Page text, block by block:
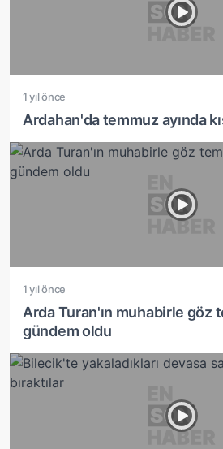
1 yıl önce
Ardahan'da temmuz ayında
1 yıl önce
Arda Turan'ın muhabirle göz
gündem oldu